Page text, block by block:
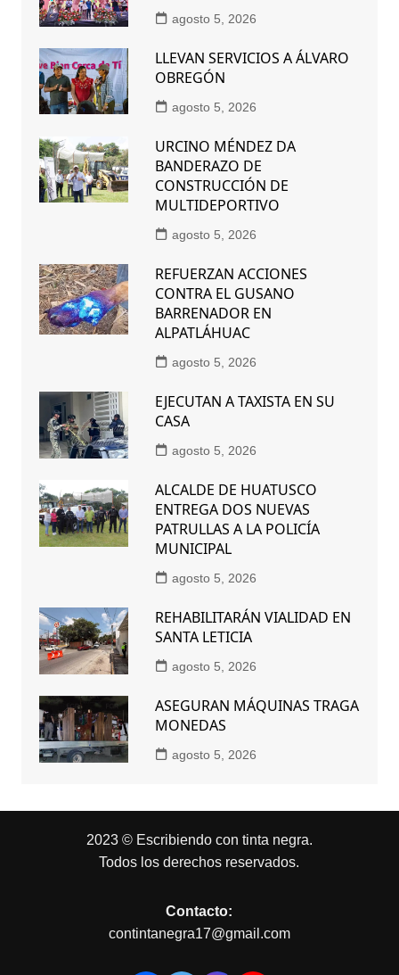
agosto 5, 2026
LLEVAN SERVICIOS A ÁLVARO
OBREGÓN
agosto 5, 2026
URCINO MÉNDEZ DA
BANDERAZO DE
CONSTRUCCIÓN DE
MULTIDEPORTIVO
agosto 5, 2026
REFUERZAN ACCIONES
CONTRA EL GUSANO
BARRENADOR EN
ALPATLÁHUAC
agosto 5, 2026
EJECUTAN A TAXISTA EN SU
CASA
agosto 5, 2026
ALCALDE DE HUATUSCO
ENTREGA DOS NUEVAS
PATRULLAS A LA POLICÍA
MUNICIPAL
agosto 5, 2026
REHABILITARÁN VIALIDAD EN
SANTA LETICIA
agosto 5, 2026
ASEGURAN MÁQUINAS TRAGA
MONEDAS
agosto 5, 2026
2023 © Escribiendo con tinta negra.
Todos los derechos reservados.
Contacto:
contintanegra17@gmail.com